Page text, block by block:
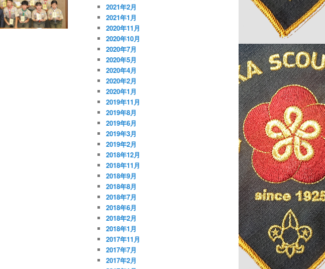
2021年2月
2021年1月
2020年11月
2020年10月
2020年7月
2020年5月
2020年4月
2020年2月
2020年1月
2019年11月
2019年8月
2019年6月
2019年3月
2019年2月
2018年12月
2018年11月
2018年9月
2018年8月
2018年7月
2018年6月
2018年2月
2018年1月
2017年11月
2017年7月
2017年2月